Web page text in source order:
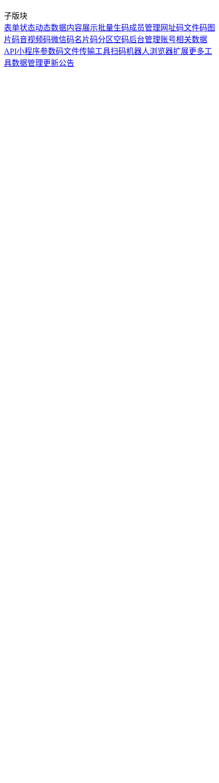
子版块
表单状态动态数据内容展示批量生码成员管理 网址码文件码 图
片码音视频码微信码名片码分区空码后台管理账号相关数据
API小程序参数码文件传输工具扫码机器人浏览器扩展更多工
具数据管理更新公告